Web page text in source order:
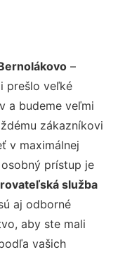
–
prešlo veľké
a budeme veľmi
zákazníkovi
v maximálnej
prístup je
služba
aj odborné
aby ste mali
vašich